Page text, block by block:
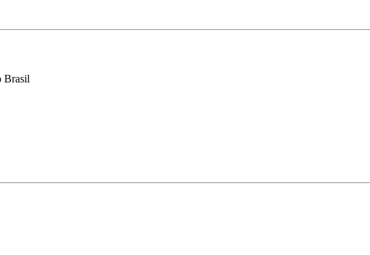
Brasil